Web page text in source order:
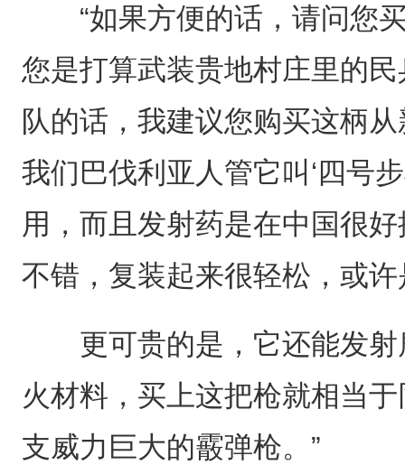
“如果方便的话，请问您买
您是打算武装贵地村庄里的
队的话，我建议您购买这柄
我们巴伐利亚人管它叫‘四号
用，而且发射药是在中国很
不错，复装起来很轻松，或
更可贵的是，它还能发射
火材料，买上这把枪就相当
支威力巨大的霰弹枪。”